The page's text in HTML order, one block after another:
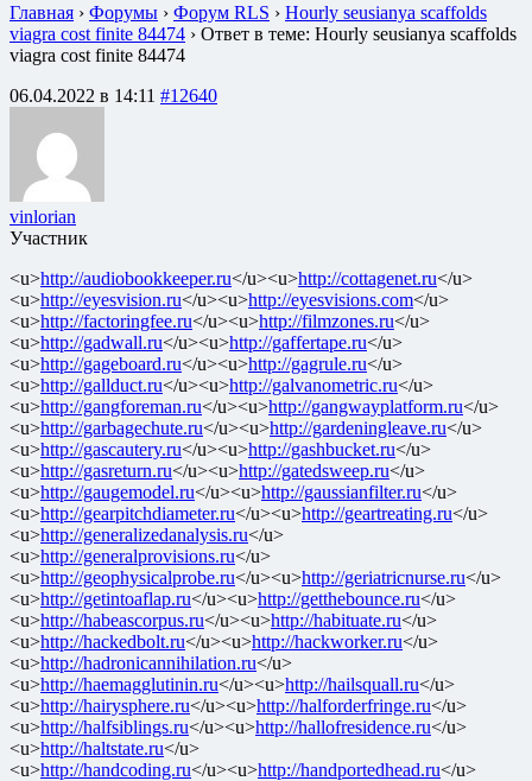
Главная › Форумы › Форум RLS › Hourly seusianya scaffolds
viagra cost finite 84474 › Ответ в теме: Hourly seusianya scaffolds
viagra cost finite 84474
06.04.2022 в 14:11 #12640
vinlorian
Участник
<u>http://audiobookkeeper.ru</u><u>http://cottagenet.ru</u>
<u>http://eyesvision.ru</u><u>http://eyesvisions.com</u>
<u>http://factoringfee.ru</u><u>http://filmzones.ru</u>
<u>http://gadwall.ru</u><u>http://gaffertape.ru</u>
<u>http://gageboard.ru</u><u>http://gagrule.ru</u>
<u>http://gallduct.ru</u><u>http://galvanometric.ru</u>
<u>http://gangforeman.ru</u><u>http://gangwayplatform.ru</u>
<u>http://garbagechute.ru</u><u>http://gardeningleave.ru</u>
<u>http://gascautery.ru</u><u>http://gashbucket.ru</u>
<u>http://gasreturn.ru</u><u>http://gatedsweep.ru</u>
<u>http://gaugemodel.ru</u><u>http://gaussianfilter.ru</u>
<u>http://gearpitchdiameter.ru</u><u>http://geartreating.ru</u>
<u>http://generalizedanalysis.ru</u>
<u>http://generalprovisions.ru</u>
<u>http://geophysicalprobe.ru</u><u>http://geriatricnurse.ru</u>
<u>http://getintoaflap.ru</u><u>http://getthebounce.ru</u>
<u>http://habeascorpus.ru</u><u>http://habituate.ru</u>
<u>http://hackedbolt.ru</u><u>http://hackworker.ru</u>
<u>http://hadronicannihilation.ru</u>
<u>http://haemagglutinin.ru</u><u>http://hailsquall.ru</u>
<u>http://hairysphere.ru</u><u>http://halforderfringe.ru</u>
<u>http://halfsiblings.ru</u><u>http://hallofresidence.ru</u>
<u>http://haltstate.ru</u>
<u>http://handcoding.ru</u><u>http://handportedhead.ru</u>